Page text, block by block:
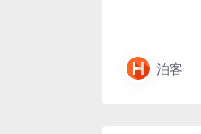
泊客